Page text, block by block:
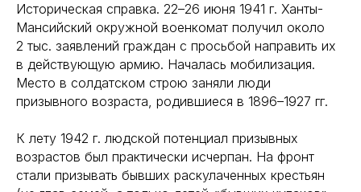
Историческая справка. 22–26 июня 1941 г. Ханты-
Мансийский окружной военкомат получил около
2 тыс. заявлений граждан с просьбой направить их
в действующую армию. Началась мобилизация.
Место в солдатском строю заняли люди
призывного возраста, родившиеся в 1896–1927 гг.
К лету 1942 г. людской потенциал призывных
возрастов был практически исчерпан. На фронт
стали призывать бывших раскулаченных крестьян